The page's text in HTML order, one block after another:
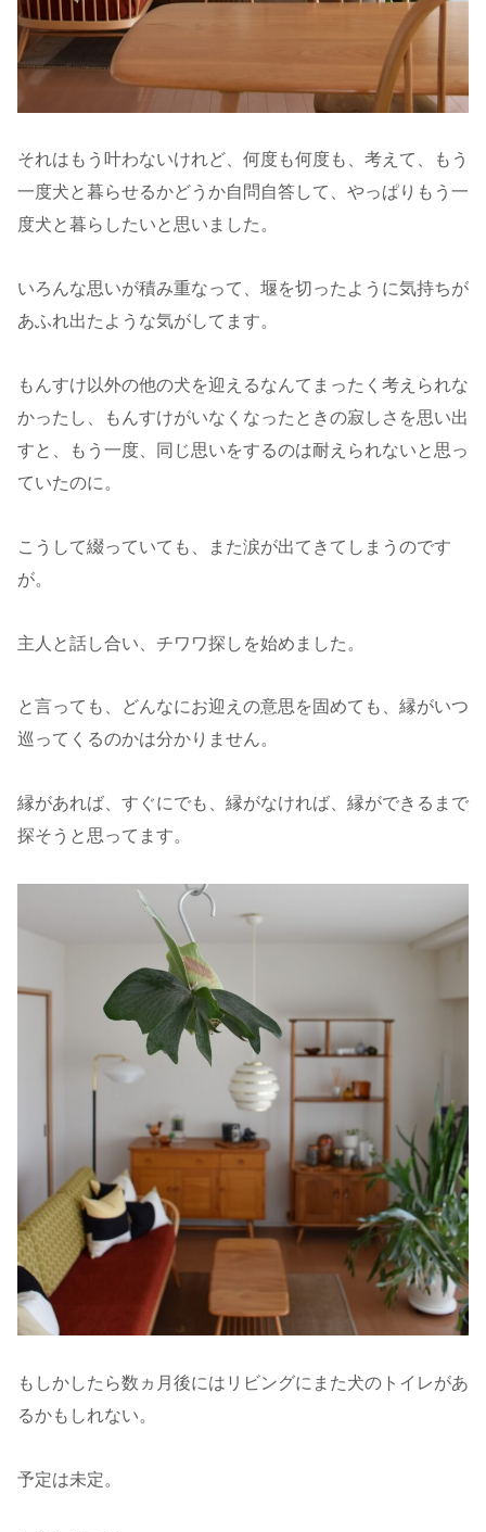
それはもう叶わないけれど、何度も何度も、考えて、もう
一度犬と暮らせるかどうか自問自答して、やっぱりもう一
度犬と暮らしたいと思いました。
いろんな思いが積み重なって、堰を切ったように気持ちが
あふれ出たような気がしてます。
もんすけ以外の他の犬を迎えるなんてまったく考えられな
かったし、もんすけがいなくなったときの寂しさを思い出
すと、もう一度、同じ思いをするのは耐えられないと思っ
ていたのに。
こうして綴っていても、また涙が出てきてしまうのです
が。
主人と話し合い、チワワ探しを始めました。
と言っても、どんなにお迎えの意思を固めても、縁がいつ
巡ってくるのかは分かりません。
縁があれば、すぐにでも、縁がなければ、縁ができるまで
探そうと思ってます。
もしかしたら数ヵ月後にはリビングにまた犬のトイレがあ
るかもしれない。
予定は未定。